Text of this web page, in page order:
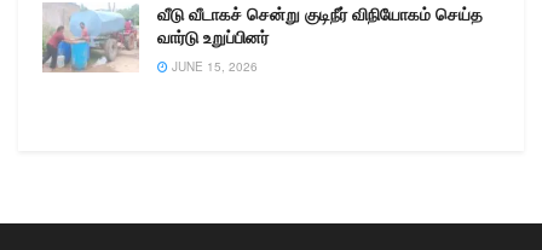
வீடு வீடாகச் சென்று குடிநீர் விநியோகம் செய்த
வார்டு உறுப்பினர்
JUNE 15, 2026